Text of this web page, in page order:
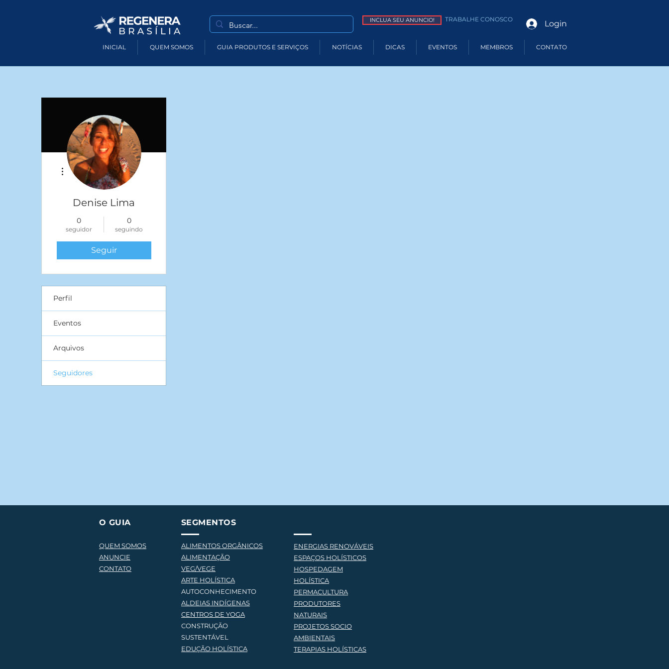
INCLUA SEU ANUNCIO! TRABALHE CONOSCO Login
INICIAL QUEM SOMOS GUIA PRODUTOS E SERVIÇOS NOTÍCIAS DICAS EVENTOS MEMBROS CONTATO
Denise Lima
0
seguidor
0
seguindo
Seguir
Mais ações
Perfil
Eventos
Arquivos
Seguidores
O GUIA
QUEM SOMOS
ANUNCIE
CONTATO
SEGMENTOS
ALIMENTOS ORGÂNICOS
ALIMENTAÇÃO
VEG/VEGE
ARTE HOLÍSTICA
AUTOCONHECIMENTO
ALDEIAS INDÍGENAS
CENTROS DE YOGA
CONSTRUÇÃO
SUSTENTÁVEL
EDUÇÃO HOLÍSTICA
ENERGIAS RENOVÁVEIS
ESPAÇOS HOLÍSTICOS
HOSPEDAGEM
HOLÍSTICA
PERMACULTURA
PRODUTORES
NATURAIS
PROJETOS SOCIO
AMBIENTAIS
TERAPIAS HOLÍSTICAS